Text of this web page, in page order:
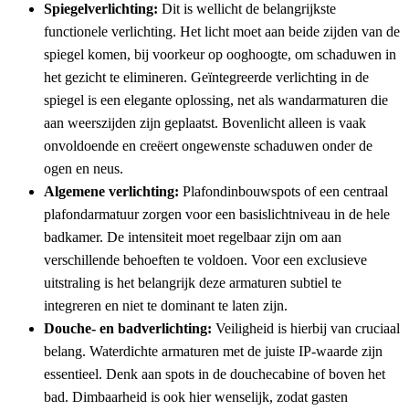
Spiegelverlichting: Dit is wellicht de belangrijkste
functionele verlichting. Het licht moet aan beide zijden van de
spiegel komen, bij voorkeur op ooghoogte, om schaduwen in
het gezicht te elimineren. Geïntegreerde verlichting in de
spiegel is een elegante oplossing, net als wandarmaturen die
aan weerszijden zijn geplaatst. Bovenlicht alleen is vaak
onvoldoende en creëert ongewenste schaduwen onder de
ogen en neus.
Algemene verlichting: Plafondinbouwspots of een centraal
plafondarmatuur zorgen voor een basislichtniveau in de hele
badkamer. De intensiteit moet regelbaar zijn om aan
verschillende behoeften te voldoen. Voor een exclusieve
uitstraling is het belangrijk deze armaturen subtiel te
integreren en niet te dominant te laten zijn.
Douche- en badverlichting: Veiligheid is hierbij van cruciaal
belang. Waterdichte armaturen met de juiste IP-waarde zijn
essentieel. Denk aan spots in de douchecabine of boven het
bad. Dimbaarheid is ook hier wenselijk, zodat gasten